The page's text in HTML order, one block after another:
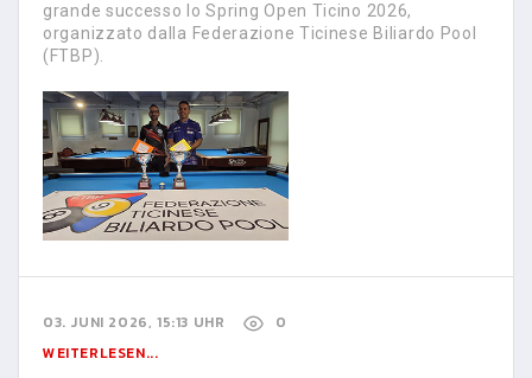
grande successo lo Spring Open Ticino 2026,
organizzato dalla Federazione Ticinese Biliardo Pool
(FTBP).
03. JUNI 2026, 15:13 UHR
0
WEITERLESEN...